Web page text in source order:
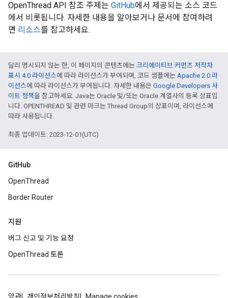
OpenThread API 참조 주제는 GitHub에서 제공되는 소스 코드
에서 비롯됩니다. 자세한 내용을 알아보거나 문서에 참여하려
면 리소스를 참고하세요.
달리 명시되지 않는 한, 이 페이지의 콘텐츠에는 크리에이티브 커먼즈 저작자
표시 4.0 라이선스에 따라 라이선스가 부여되며, 코드 샘플에는 Apache 2.0 라
이선스에 따라 라이선스가 부여됩니다. 자세한 내용은 Google Developers 사
이트 정책을 참고하세요. Java는 Oracle 및/또는 Oracle 계열사의 등록 상표입
니다. OPENTHREAD 및 관련 마크는 Thread Group의 상표이며, 라이선스에
따라 사용됩니다.
최종 업데이트: 2023-12-01(UTC)
GitHub
OpenThread
Border Router
지원
버그 신고 및 기능 요청
OpenThread 토론